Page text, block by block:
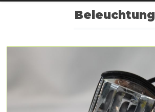
Beleuchtung